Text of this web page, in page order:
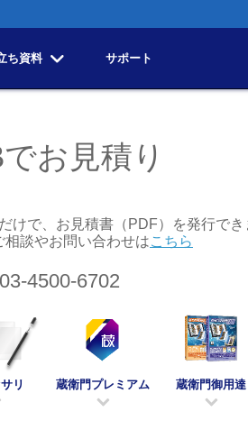
ち資料 サポート
お見積り
けで、お見積書（PDF）を発行でき
相談やお問い合わせはこちら
03-4500-6702
リ 蔵衛門プレミアム 蔵衛門御用達